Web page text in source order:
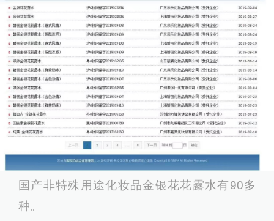
国产非特殊用途化妆品金银花花露水有90多
种。